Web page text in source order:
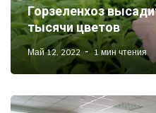
Горзеленхоз
тысячи цветов
Май 12, 2022 1 мин чтения